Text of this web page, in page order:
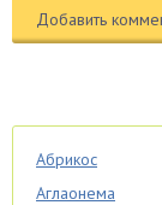
Абрикос
Аглаонема